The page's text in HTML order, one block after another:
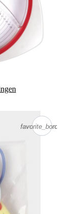
favorite_border
favorite_border